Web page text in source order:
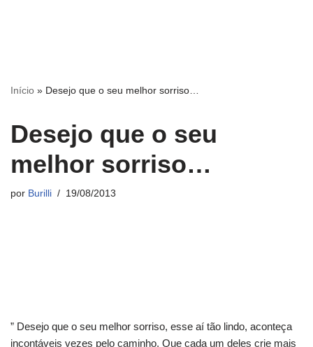
Início » Desejo que o seu melhor sorriso…
Desejo que o seu
melhor sorriso…
por Burilli 19/08/2013
” Desejo que o seu melhor sorriso, esse aí tão lindo, aconteça
incontáveis vezes pelo caminho. Que cada um deles crie mais